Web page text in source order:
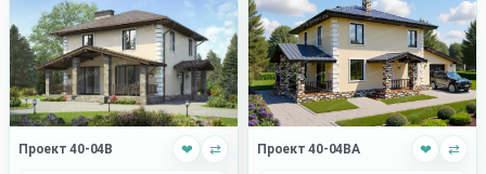
Проект 40-04B ❤ ⇄ Проект 40-04BA ❤ ⇄